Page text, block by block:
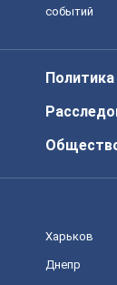
событий
Политика
Харьков
Днепр